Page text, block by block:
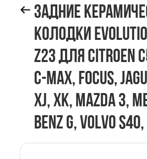
ЗАДНИЕ
КОЛОДКИ
Z23 ДЛЯ CITROEN
C-MAX, FOCUS,
XJ, XK, MAZDA 3,
BENZ G, VOLVO